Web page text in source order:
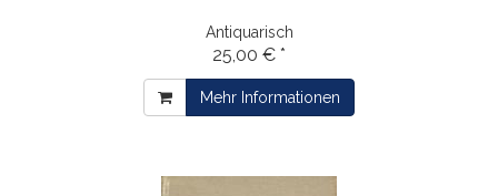
Antiquarisch
25,00 € *
Mehr Informationen